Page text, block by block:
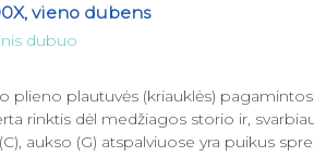
vieno dubens
dubuo
plautuvės (kriauklės)
rinktis dėl medžiagos storio ir,
aukso (G) atspalviuose yra puikus